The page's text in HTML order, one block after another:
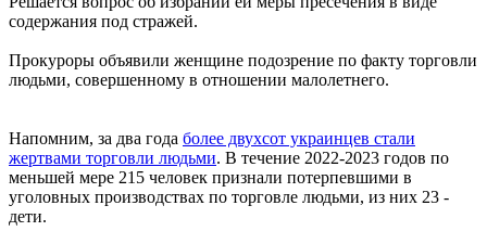
содержания под стражей.
Прокуроры объявили женщине подозрение по факту торговли
людьми, совершенному в отношении малолетнего.
Напомним, за два года более двухсот украинцев стали
жертвами торговли людьми. В течение 2022-2023 годов по
меньшей мере 215 человек признали потерпевшими в
уголовных производствах по торговле людьми, из них 23 -
дети.